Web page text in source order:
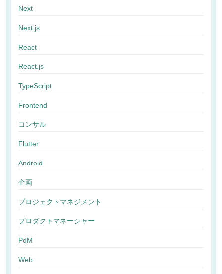
Next
Next.js
React
React.js
TypeScript
Frontend
コンサル
Flutter
Android
企画
プロジェクトマネジメント
プロダクトマネージャー
PdM
Web